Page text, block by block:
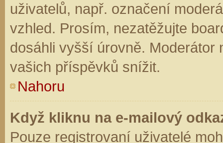
uživatelů, např. označení
vzhled. Prosím, nezatěžujte
dosáhli vyšší úrovně. Moderátor
vašich příspěvků snížit.
Nahoru
Když kliknu na e-mailový
Pouze registrovaní uživatelé